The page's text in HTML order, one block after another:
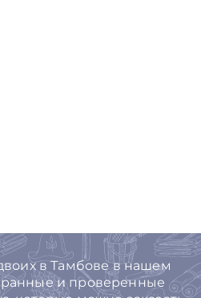
в Тамбове в нашем
и проверенные